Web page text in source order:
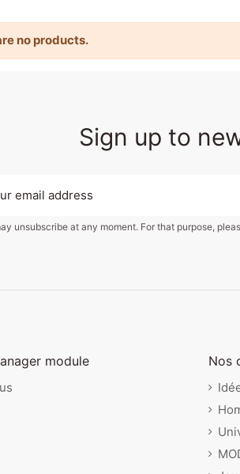
no products.
Sign up to
unsubscribe at any moment. For that purpose,
module Nos